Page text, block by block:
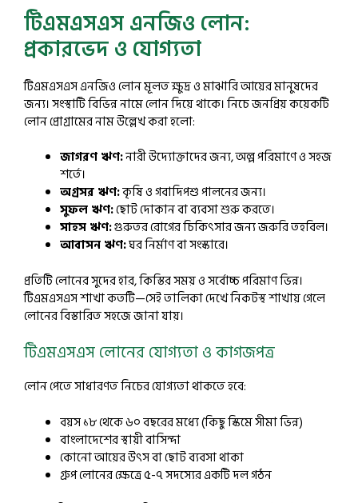
টিএমএসএস এনজিও লোন:
প্রকারভেদ ও যোগ্যতা
টিএমএসএস এনজিও লোন মূলত ক্ষুদ্র ও মাঝারি আয়ের মানুষদের
জন্য। সংস্থাটি বিভিন্ন নামে লোন দিয়ে থাকে। নিচে জনপ্রিয় কয়েকটি
লোন প্রোগ্রামের নাম উল্লেখ করা হলো:
জাগরণ ঋণ:নারী উদ্যোক্তাদের জন্য, অল্প পরিমাণে ও সহজ
শর্তে।
অগ্রসর ঋণ:কৃষি ও গবাদিপশু পালনের জন্য।
সুফল ঋণ:ছোট দোকান বা ব্যবসা শুরু করতে।
সাহস ঋণ:গুরুতর রোগের চিকিৎসার জন্য জরুরি তহবিল।
আবাসন ঋণ:ঘর নির্মাণ বা সংস্কারে।
প্রতিটি লোনের সুদের হার, কিস্তির সময় ও সর্বোচ্চ পরিমাণ ভিন্ন।
টিএমএসএস শাখা কতটি—সেই তালিকা দেখে নিকটস্থ শাখায় গেলে
লোনের বিস্তারিত সহজে জানা যায়।
টিএমএসএস লোনের যোগ্যতা ও কাগজপত্র
লোন পেতে সাধারণত নিচের যোগ্যতা থাকতে হবে:
বয়স ১৮ থেকে ৬০ বছরের মধ্যে (কিছু স্কিমে সীমা ভিন্ন)
বাংলাদেশের স্থায়ী বাসিন্দা
কোনো আয়ের উৎস বা ছোট ব্যবসা থাকা
গ্রুপ লোনের ক্ষেত্রে ৫-৭ সদস্যের একটি দল গঠন